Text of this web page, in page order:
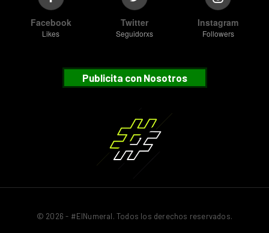
Facebook
Likes
Twitter
Seguidorxs
Instagram
Followers
Publicita con Nosotros
© 2026 - #ElNumeral. Todos los derechos reservados.